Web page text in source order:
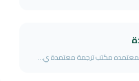
مكتب ترجمة معتمدة ي...